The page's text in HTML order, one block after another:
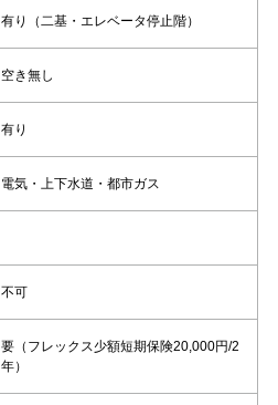
有り（二基・エレベータ停止階）
空き無し
有り
電気・上下水道・都市ガス
不可
要（フレックス少額短期保険20,000円/2
年）